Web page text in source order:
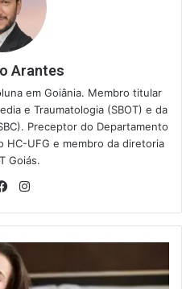
Arantes
em Goiânia. Membro titular
e Traumatologia (SBOT) e da
Preceptor do Departamento
HC-UFG e membro da diretoria
Goiás.
Facebook